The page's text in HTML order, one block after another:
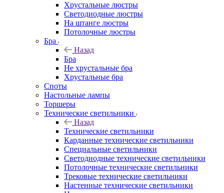
Хрустальные люстры
Светодиодные люстры
На штанге люстры
Потолочные люстры
Бра
Назад
Бра
Не хрустальные бра
Хрустальные бра
Споты
Настольные лампы
Торшеры
Технические светильники
Назад
Технические светильники
Карданные технические светильники
Специальные светильники
Светодиодные технические светильники
Потолочные технические светильники
Трековые технические светильники
Настенные технические светильники